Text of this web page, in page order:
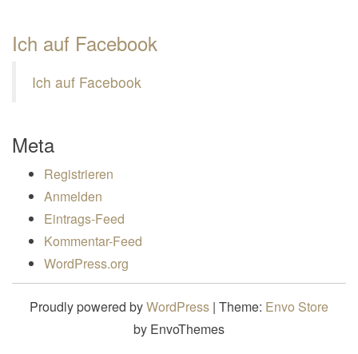
Ich auf Facebook
Ich auf Facebook
Meta
Registrieren
Anmelden
Eintrags-Feed
Kommentar-Feed
WordPress.org
Proudly powered byWordPress | Theme: Envo Store
by EnvoThemes